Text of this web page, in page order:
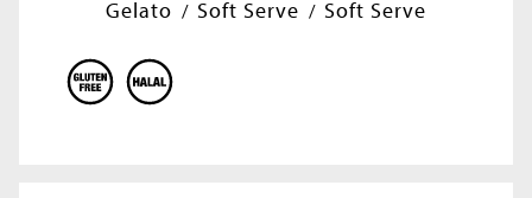
Gelato Soft Serve Soft Serve